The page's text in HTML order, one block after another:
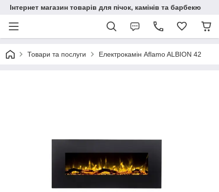
Інтернет магазин товарів для пічок, камінів та барбекю
Товари та послуги Електрокамін Aflamo ALBION 42